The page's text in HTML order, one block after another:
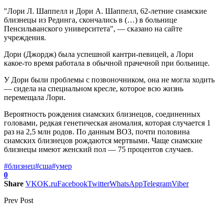
"Лори Л. Шаппелл и Дори А. Шаппелл, 62-летние сиамские
близнецы из Рединга, скончались в (…) в больнице
Пенсильванского университета", — сказано на сайте
учреждения.
Дори (Джордж) была успешной кантри-певицей, а Лори
какое-то время работала в обычной прачечной при больнице.
У Дори были проблемы с позвоночником, она не могла ходить
— сидела на специальном кресле, которое всю жизнь
перемещала Лори.
Вероятность рождения сиамских близнецов, соединенных
головами, редкая генетическая аномалия, которая случается 1
раз на 2,5 млн родов. По данным ВОЗ, почти половина
сиамских близнецов рождаются мертвыми. Чаще сиамские
близнецы имеют женский пол — 75 процентов случаев.
#близнец#сша#умер
0
Share VKOK.ruFacebookTwitterWhatsAppTelegramViber
Prev Post